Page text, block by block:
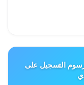
التسجيل على